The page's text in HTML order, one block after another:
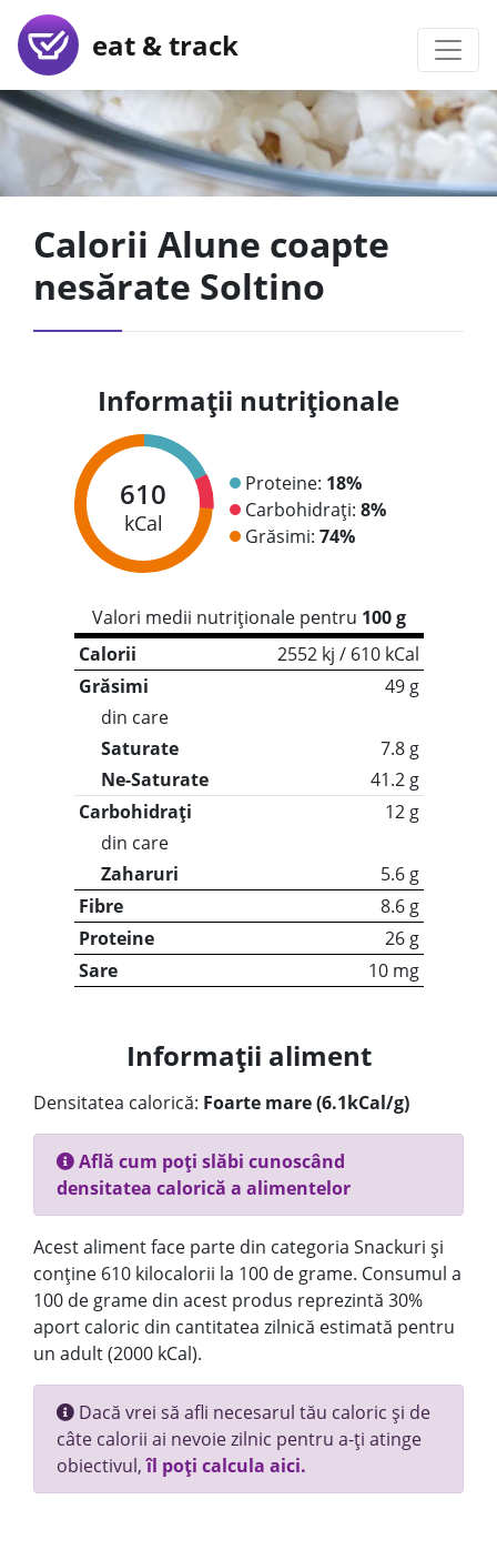
eat & track
Calorii Alune coapte
nesărate Soltino
Informații nutriționale
610
kCal
Proteine: 18%
Carbohidrați: 8%
Grăsimi: 74%
Valori medii nutriționale pentru 100 g
Calorii
2552 kj / 610 kCal
Grăsimi
49 g
din care
Saturate
7.8 g
Ne-Saturate
41.2 g
Carbohidrați
12 g
din care
Zaharuri
5.6 g
Fibre
8.6 g
Proteine
26 g
Sare
10 mg
Informații aliment
Densitatea calorică: Foarte mare (6.1kCal/g)
Află cum poți slăbi cunoscând
densitatea calorică a alimentelor
Acest aliment face parte din categoria Snackuri și
conține 610 kilocalorii la 100 de grame. Consumul a
100 de grame din acest produs reprezintă 30%
aport caloric din cantitatea zilnică estimată pentru
un adult (2000 kCal).
Dacă vrei să afli necesarul tău caloric și de
câte calorii ai nevoie zilnic pentru a-ți atinge
obiectivul,îl poți calcula aici.